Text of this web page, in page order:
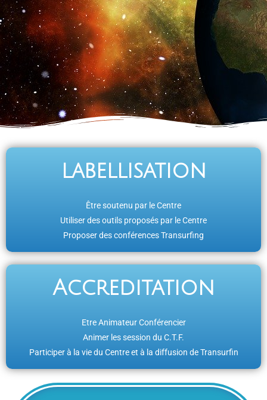
labellisation
Être soutenu par le Centre
Utiliser des outils proposés par le Centre
Proposer des conférences Transurfing
Accreditation
Etre Animateur Conférencier
Animer les session du C.T.F.
Participer à la vie du Centre et à la diffusion de Transurfin